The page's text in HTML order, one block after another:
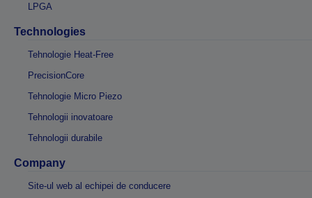
LPGA
Technologies
Tehnologie Heat-Free
PrecisionCore
Tehnologie Micro Piezo
Tehnologii inovatoare
Tehnologii durabile
Company
Site-ul web al echipei de conducere